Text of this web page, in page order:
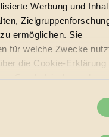
Werbung und
ermöglichen. Sie
für welche Zwecke
die Cookie-Erklärung
Symbol ändern oder
für Ideen, Menschen